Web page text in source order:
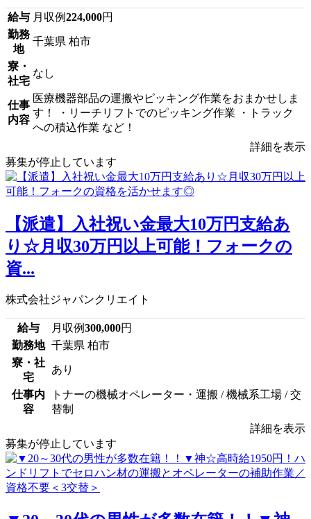
給与 月収例224,000円
勤務
地
千葉県 柏市
寮・
社宅
なし
仕事
内容
医療機器部品の運搬やピッキング作業をおまかせしま
す！ ・リーチリフトでのピッキング作業 ・トラック
への積込作業 など！
詳細を表示
募集が停止しています
【派遣】入社祝い金最大10万円支給あ
り☆月収30万円以上可能！フォークの
資...
株式会社ジャパンクリエイト
給与 月収例300,000円
勤務地 千葉県 柏市
寮・社
宅
あり
仕事内
容
トナーの機械オペレーター・運搬 / 機械系工場 / 交
替制
詳細を表示
募集が停止しています